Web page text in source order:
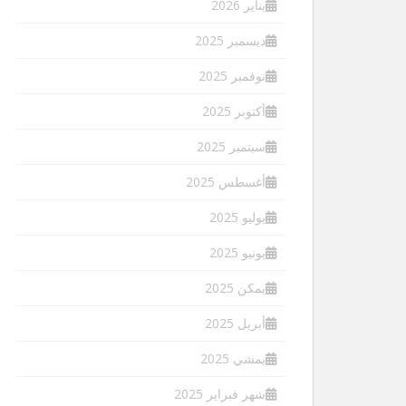
يناير 2026
ديسمبر 2025
نوفمبر 2025
أكتوبر 2025
سبتمبر 2025
أغسطس 2025
يوليو 2025
يونيو 2025
يمكن 2025
أبريل 2025
يمشي 2025
شهر فبراير 2025